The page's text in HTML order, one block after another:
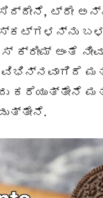
ಟ್ರೇ
ಕ್ರೀಮ್ ಅಂತೆ
ಕರೆಯುತ್ತೇನೆ